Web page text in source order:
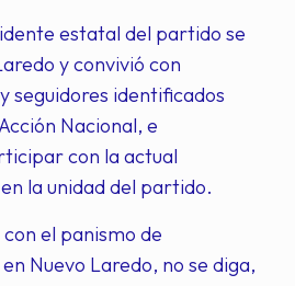
estatal del partido se
y convivió con
seguidores identificados
Nacional, e
con la actual
la unidad del partido.
el panismo de
Nuevo Laredo, no se diga,